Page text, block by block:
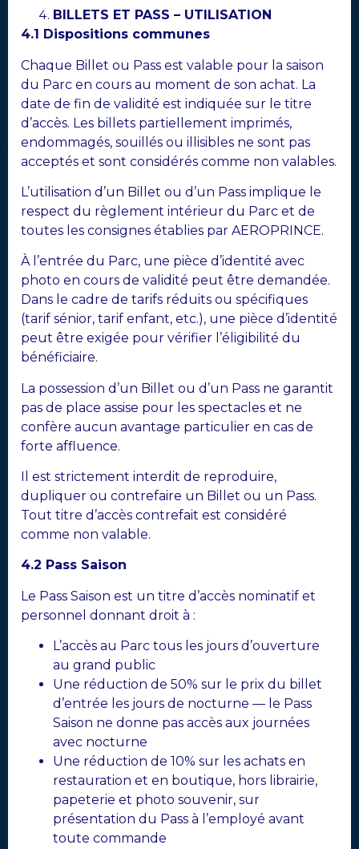
BILLETS ET PASS – UTILISATION
4.1 Dispositions communes
Chaque Billet ou Pass est valable pour la saison
du Parc en cours au moment de son achat. La
date de fin de validité est indiquée sur le titre
d’accès. Les billets partiellement imprimés,
endommagés, souillés ou illisibles ne sont pas
acceptés et sont considérés comme non valables.
L’utilisation d’un Billet ou d’un Pass implique le
respect du règlement intérieur du Parc et de
toutes les consignes établies par AEROPRINCE.
À l’entrée du Parc, une pièce d’identité avec
photo en cours de validité peut être demandée.
Dans le cadre de tarifs réduits ou spécifiques
(tarif sénior, tarif enfant, etc.), une pièce d’identité
peut être exigée pour vérifier l’éligibilité du
bénéficiaire.
La possession d’un Billet ou d’un Pass ne garantit
pas de place assise pour les spectacles et ne
confère aucun avantage particulier en cas de
forte affluence.
Il est strictement interdit de reproduire,
dupliquer ou contrefaire un Billet ou un Pass.
Tout titre d’accès contrefait est considéré
comme non valable.
4.2 Pass Saison
Le Pass Saison est un titre d’accès nominatif et
personnel donnant droit à :
L’accès au Parc tous les jours d’ouverture
au grand public
Une réduction de 50% sur le prix du billet
d’entrée les jours de nocturne — le Pass
Saison ne donne pas accès aux journées
avec nocturne
Une réduction de 10% sur les achats en
restauration et en boutique, hors librairie,
papeterie et photo souvenir, sur
présentation du Pass à l’employé avant
toute commande